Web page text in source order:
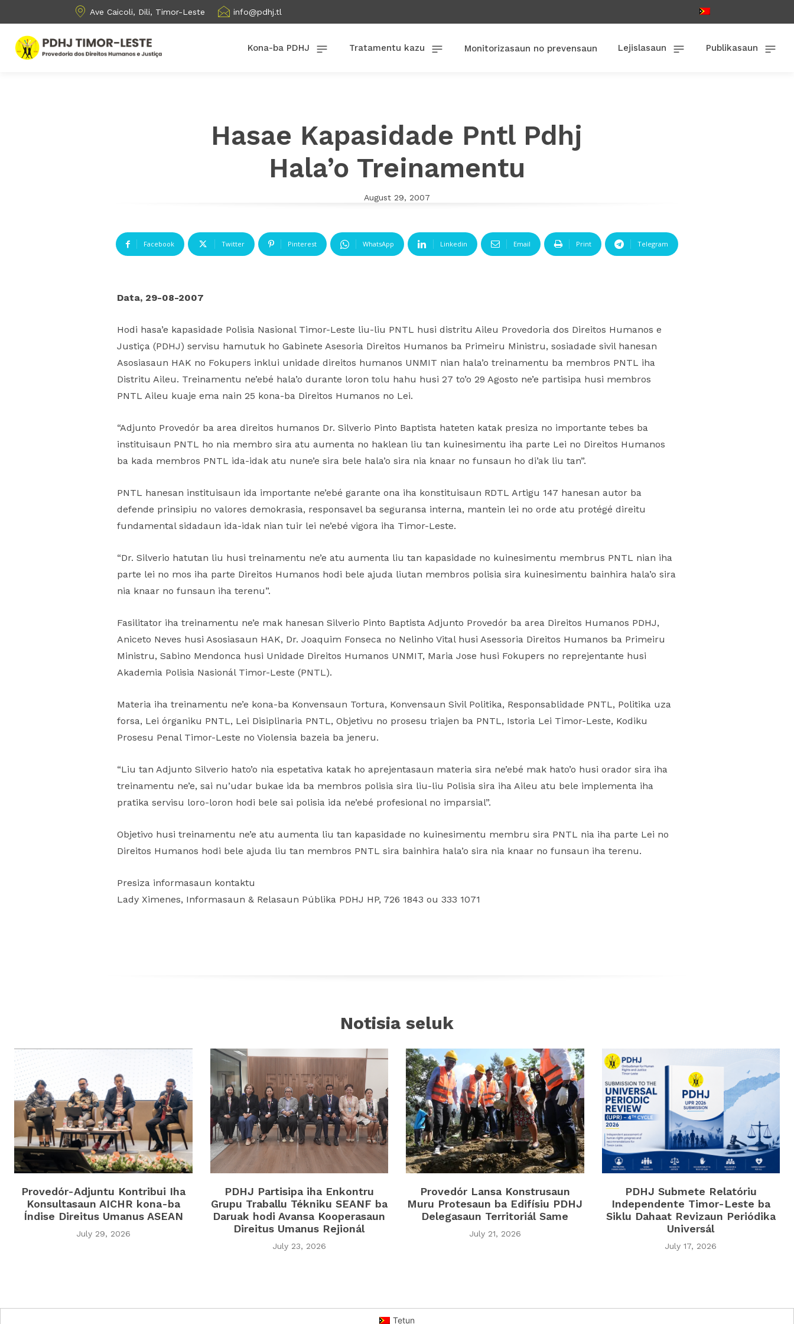
Ave Caicoli, Dili, Timor-Leste info@pdhj.tl
Kona-ba PDHJ Tratamentu kazu Monitorizasaun no prevensaun Lejislasaun Publikasaun
Hasae Kapasidade Pntl Pdhj
Hala’o Treinamentu
August 29, 2007
Facebook Twitter Pinterest WhatsApp Linkedin Email Print Telegram
Data, 29-08-2007
Hodi hasa’e kapasidade Polisia Nasional Timor-Leste liu-liu PNTL husi distritu Aileu Provedoria dos Direitos Humanos e
Justiça (PDHJ) servisu hamutuk ho Gabinete Asesoria Direitos Humanos ba Primeiru Ministru, sosiadade sivil hanesan
Asosiasaun HAK no Fokupers inklui unidade direitos humanos UNMIT nian hala’o treinamentu ba membros PNTL iha
Distritu Aileu. Treinamentu ne’ebé hala’o durante loron tolu hahu husi 27 to’o 29 Agosto ne’e partisipa husi membros
PNTL Aileu kuaje ema nain 25 kona-ba Direitos Humanos no Lei.
“Adjunto Provedór ba area direitos humanos Dr. Silverio Pinto Baptista hateten katak presiza no importante tebes ba
instituisaun PNTL ho nia membro sira atu aumenta no haklean liu tan kuinesimentu iha parte Lei no Direitos Humanos
ba kada membros PNTL ida-idak atu nune’e sira bele hala’o sira nia knaar no funsaun ho di’ak liu tan”.
PNTL hanesan instituisaun ida importante ne’ebé garante ona iha konstituisaun RDTL Artigu 147 hanesan autor ba
defende prinsipiu no valores demokrasia, responsavel ba seguransa interna, mantein lei no orde atu protégé direitu
fundamental sidadaun ida-idak nian tuir lei ne’ebé vigora iha Timor-Leste.
“Dr. Silverio hatutan liu husi treinamentu ne’e atu aumenta liu tan kapasidade no kuinesimentu membrus PNTL nian iha
parte lei no mos iha parte Direitos Humanos hodi bele ajuda liutan membros polisia sira kuinesimentu bainhira hala’o sira
nia knaar no funsaun iha terenu”.
Fasilitator iha treinamentu ne’e mak hanesan Silverio Pinto Baptista Adjunto Provedór ba area Direitos Humanos PDHJ,
Aniceto Neves husi Asosiasaun HAK, Dr. Joaquim Fonseca no Nelinho Vital husi Asessoria Direitos Humanos ba Primeiru
Ministru, Sabino Mendonca husi Unidade Direitos Humanos UNMIT, Maria Jose husi Fokupers no reprejentante husi
Akademia Polisia Nasionál Timor-Leste (PNTL).
Materia iha treinamentu ne’e kona-ba Konvensaun Tortura, Konvensaun Sivil Politika, Responsablidade PNTL, Politika uza
forsa, Lei órganiku PNTL, Lei Disiplinaria PNTL, Objetivu no prosesu triajen ba PNTL, Istoria Lei Timor-Leste, Kodiku
Prosesu Penal Timor-Leste no Violensia bazeia ba jeneru.
“Liu tan Adjunto Silverio hato’o nia espetativa katak ho aprejentasaun materia sira ne’ebé mak hato’o husi orador sira iha
treinamentu ne’e, sai nu’udar bukae ida ba membros polisia sira liu-liu Polisia sira iha Aileu atu bele implementa iha
pratika servisu loro-loron hodi bele sai polisia ida ne’ebé profesional no imparsial”.
Objetivo husi treinamentu ne’e atu aumenta liu tan kapasidade no kuinesimentu membru sira PNTL nia iha parte Lei no
Direitos Humanos hodi bele ajuda liu tan membros PNTL sira bainhira hala’o sira nia knaar no funsaun iha terenu.
Presiza informasaun kontaktu
Lady Ximenes, Informasaun & Relasaun Públika PDHJ HP, 726 1843 ou 333 1071
Notisia seluk
Provedór-Adjuntu Kontribui Iha
Konsultasaun AICHR kona-ba
Índise Direitus Umanus ASEAN
July 29, 2026
PDHJ Partisipa iha Enkontru
Grupu Traballu Tékniku SEANF ba
Daruak hodi Avansa Kooperasaun
Direitus Umanus Rejionál
July 23, 2026
Provedór Lansa Konstrusaun
Muru Protesaun ba Edifísiu PDHJ
Delegasaun Territoriál Same
July 21, 2026
PDHJ Submete Relatóriu
Independente Timor-Leste ba
Siklu Dahaat Revizaun Periódika
Universál
July 17, 2026
Tetun